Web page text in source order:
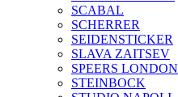
SCABAL
SCHERRER
SEIDENSTICKER
SLAVA ZAITSEV
SPEERS LONDON
STEINBOCK